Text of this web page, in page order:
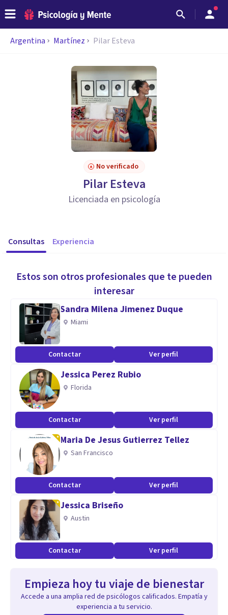
Argentina Martínez Pilar Esteva
No verificado
Pilar Esteva
Licenciada en psicología
Consultas Experiencia
Estos son otros profesionales que te pueden
interesar
Sandra Milena Jimenez Duque
Miami
Contactar Ver perfil
Jessica Perez Rubio
Florida
Contactar Ver perfil
Maria De Jesus Gutierrez Tellez
San Francisco
Contactar Ver perfil
Jessica Briseño
Austin
Contactar Ver perfil
Empieza hoy tu viaje de bienestar
Accede a una amplia red de psicólogos calificados. Empatía y
experiencia a tu servicio.